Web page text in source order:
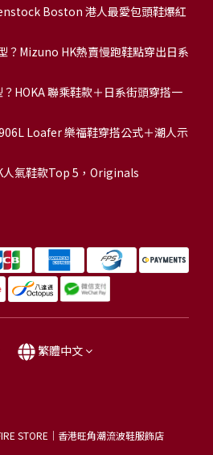
Boston 港人最愛包頭鞋爆紅
？Mizuno HK熱賣慢跑鞋點穿出日系
HOKA 聯乘鞋款＋日系街頭穿搭一
Loafer 樂福鞋穿搭公式＋潮人示
人氣鞋款Top 5，Originals
繁體中文
STORE｜香港旺角潮流波鞋服飾店